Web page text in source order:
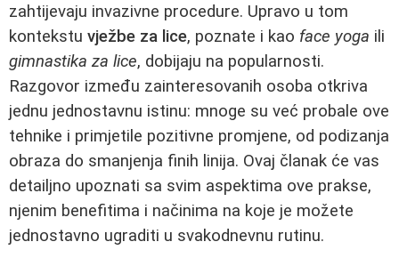
zahtijevaju invazivne procedure. Upravo u tom
kontekstu vježbe za lice, poznate i kao face yoga ili
gimnastika za lice, dobijaju na popularnosti.
Razgovor između zainteresovanih osoba otkriva
jednu jednostavnu istinu: mnoge su već probale ove
tehnike i primjetile pozitivne promjene, od podizanja
obraza do smanjenja finih linija. Ovaj članak će vas
detailjno upoznati sa svim aspektima ove prakse,
njenim benefitima i načinima na koje je možete
jednostavno ugraditi u svakodnevnu rutinu.